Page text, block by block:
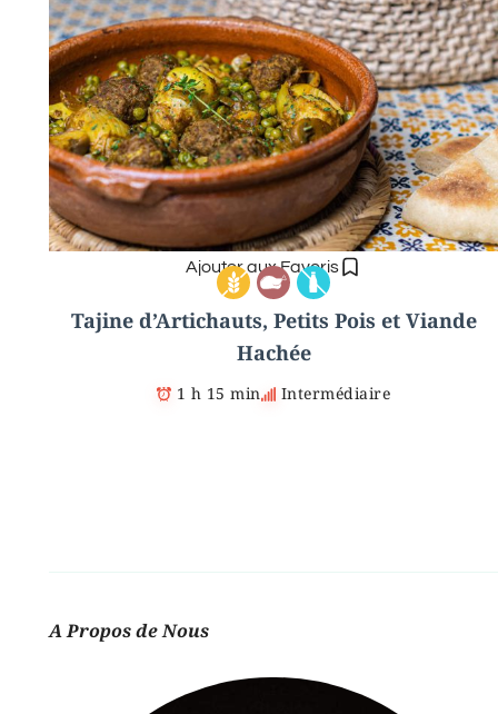
Ajouter aux Favoris
Tajine d’Artichauts, Petits Pois et Viande
Hachée
1 h 15 min Intermédiaire
A Propos de Nous